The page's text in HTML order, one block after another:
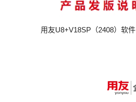
用友U8+V18SP（2408）软件